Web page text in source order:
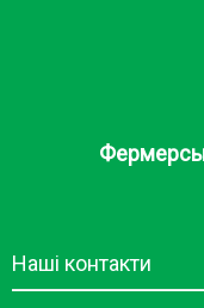
Наші контакти